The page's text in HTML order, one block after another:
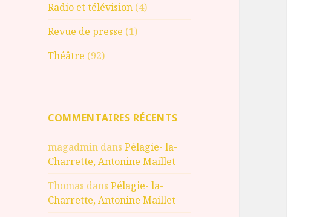
Radio et télévision (4)
Revue de presse (1)
Théâtre (92)
COMMENTAIRES RÉCENTS
magadmin dansPélagie- la-
Charrette, Antonine Maillet
Thomas dansPélagie- la-
Charrette, Antonine Maillet